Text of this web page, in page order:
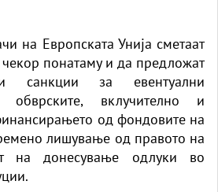
на Европската Унија сметаат
понатаму и да предложат
санкции за евентуални
вклучително и
од фондовите на
лишување од правото на
на донесување одлуки во